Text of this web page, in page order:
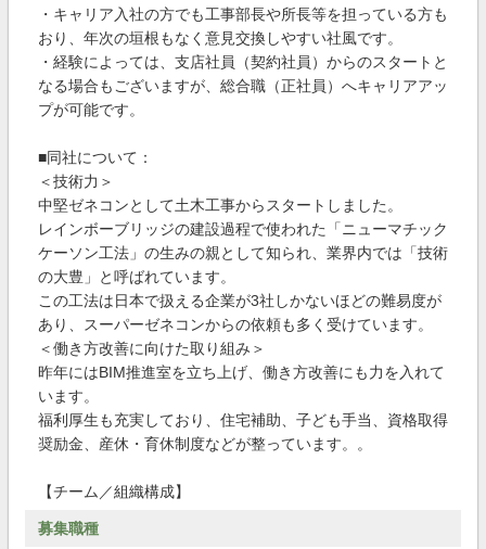
・キャリア入社の方でも工事部長や所長等を担っている方も
おり、年次の垣根もなく意見交換しやすい社風です。
・経験によっては、支店社員（契約社員）からのスタートと
なる場合もございますが、総合職（正社員）へキャリアアッ
プが可能です。
■同社について：
＜技術力＞
中堅ゼネコンとして土木工事からスタートしました。
レインボーブリッジの建設過程で使われた「ニューマチック
ケーソン工法」の生みの親として知られ、業界内では「技術
の大豊」と呼ばれています。
この工法は日本で扱える企業が3社しかないほどの難易度が
あり、スーパーゼネコンからの依頼も多く受けています。
＜働き方改善に向けた取り組み＞
昨年にはBIM推進室を立ち上げ、働き方改善にも力を入れて
います。
福利厚生も充実しており、住宅補助、子ども手当、資格取得
奨励金、産休・育休制度などが整っています。。
【チーム／組織構成】
募集職種